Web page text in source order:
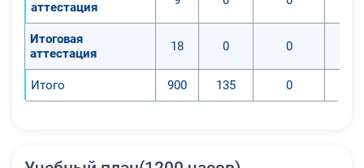
аттестация
Итоговая
аттестация
18 0 0
Итого 900 135 0